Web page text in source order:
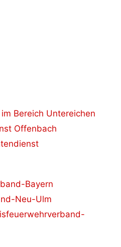
Bereich Untereichen
Offenbach
Bayern
Neu-Ulm